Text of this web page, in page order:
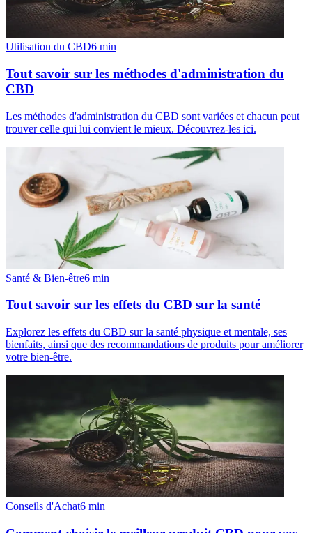
Utilisation du CBD6 min
Tout savoir sur les méthodes d'administration du
CBD
Les méthodes d'administration du CBD sont variées et chacun peut
trouver celle qui lui convient le mieux. Découvrez-les ici.
Santé & Bien-être6 min
Tout savoir sur les effets du CBD sur la santé
Explorez les effets du CBD sur la santé physique et mentale, ses
bienfaits, ainsi que des recommandations de produits pour améliorer
votre bien-être.
Conseils d'Achat6 min